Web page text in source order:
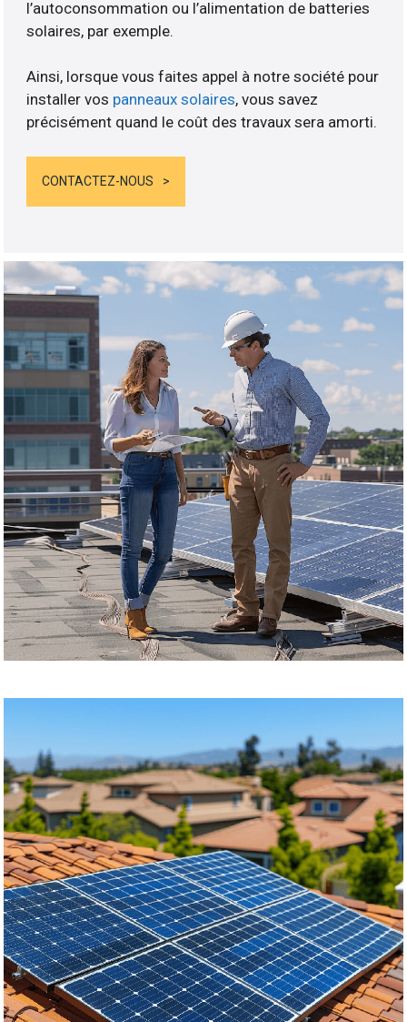
l’autoconsommation ou l’alimentation de batteries
solaires, par exemple.
Ainsi, lorsque vous faites appel à notre société pour
installer vos panneaux solaires, vous savez
précisément quand le coût des travaux sera amorti.
CONTACTEZ-NOUS